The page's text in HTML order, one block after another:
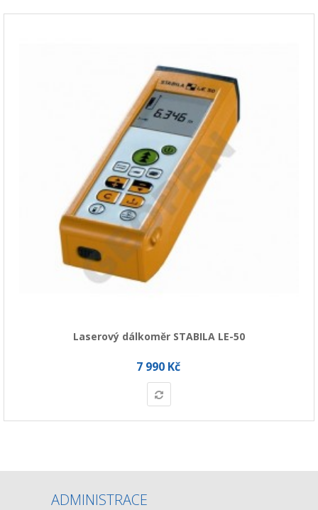
Laserový dálkoměr STABILA LE-50
7 990 Kč
ADMINISTRACE